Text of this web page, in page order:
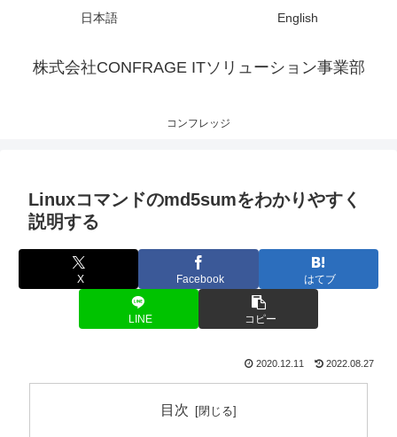
株式会社CONFRAGE ITソリューション事業部
コンフレッジ
日本語 English
Linuxコマンドのmd5sumをわかりやすく
説明する
X Facebook はてブ
LINE コピー
2020.12.11 2022.08.27
目次